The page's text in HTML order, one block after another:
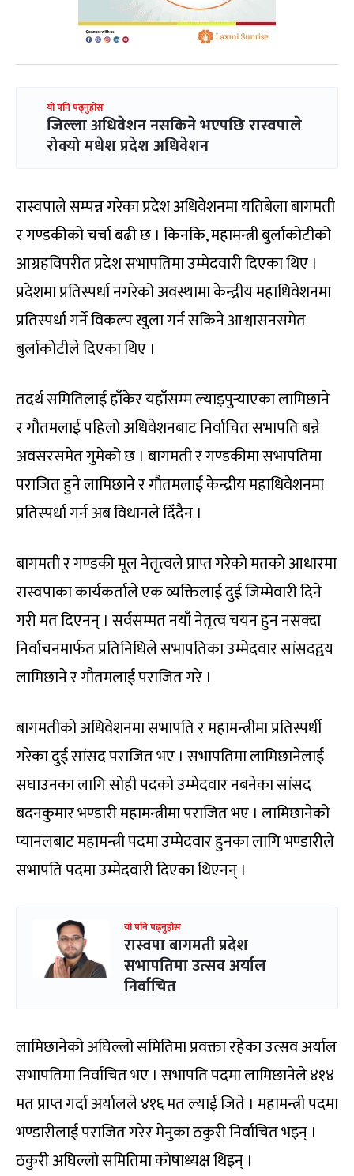
यो पनि पढ्नुहोस
जिल्ला अधिवेशन नसकिने भएपछि रास्वपाले
रोक्यो मधेश प्रदेश अधिवेशन
रास्वपाले सम्पन्न गरेका प्रदेश अधिवेशनमा यतिबेला बागमती
र गण्डकीको चर्चा बढी छ । किनकि, महामन्त्री बुर्लाकोटीको
आग्रहविपरीत प्रदेश सभापतिमा उम्मेदवारी दिएका थिए ।
प्रदेशमा प्रतिस्पर्धा नगरेको अवस्थामा केन्द्रीय महाधिवेशनमा
प्रतिस्पर्धा गर्ने विकल्प खुला गर्न सकिने आश्वासनसमेत
बुर्लाकोटीले दिएका थिए ।
तदर्थ समितिलाई हाँकेर यहाँसम्म ल्याइपुर्‍याएका लामिछाने
र गौतमलाई पहिलो अधिवेशनबाट निर्वाचित सभापति बन्ने
अवसरसमेत गुमेको छ । बागमती र गण्डकीमा सभापतिमा
पराजित हुने लामिछाने र गौतमलाई केन्द्रीय महाधिवेशनमा
प्रतिस्पर्धा गर्न अब विधानले दिँदैन ।
बागमती र गण्डकी मूल नेतृत्वले प्राप्त गरेको मतको आधारमा
रास्वपाका कार्यकर्ताले एक व्यक्तिलाई दुई जिम्मेवारी दिने
गरी मत दिएनन् । सर्वसम्मत नयाँ नेतृत्व चयन हुन नसक्दा
निर्वाचनमार्फत प्रतिनिधिले सभापतिका उम्मेदवार सांसदद्वय
लामिछाने र गौतमलाई पराजित गरे ।
बागमतीको अधिवेशनमा सभापति र महामन्त्रीमा प्रतिस्पर्धी
गरेका दुई सांसद पराजित भए । सभापतिमा लामिछानेलाई
सघाउनका लागि सोही पदको उम्मेदवार नबनेका सांसद
बदनकुमार भण्डारी महामन्त्रीमा पराजित भए । लामिछानेको
प्यानलबाट महामन्त्री पदमा उम्मेदवार हुनका लागि भण्डारीले
सभापति पदमा उम्मेदवारी दिएका थिएनन् ।
यो पनि पढ्नुहोस
रास्वपा बागमती प्रदेश
सभापतिमा उत्सव अर्याल
निर्वाचित
लामिछानेको अघिल्लो समितिमा प्रवक्ता रहेका उत्सव अर्याल
सभापतिमा निर्वाचित भए । सभापति पदमा लामिछानेले ४१४
मत प्राप्त गर्दा अर्यालले ४१६ मत ल्याई जिते । महामन्त्री पदमा
भण्डारीलाई पराजित गरेर मेनुका ठकुरी निर्वाचित भइन् ।
ठकुरी अघिल्लो समितिमा कोषाध्यक्ष थिइन् ।